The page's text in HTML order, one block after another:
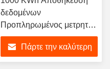
δεδομένων
Προπληρωμένος μετρητής
ηλεκτρικής ενέργειας για
τη διαχείριση της
κατανάλωσης ενέργειας
Πάρτε την καλύτερη